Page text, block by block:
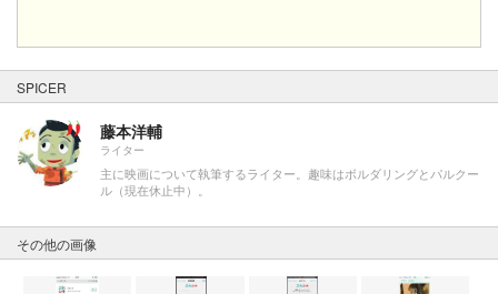
SPICER
藤本洋輔
ライター
主に映画について執筆するライター。趣味はボルダリングとパルクー
ル（現在休止中）。
その他の画像